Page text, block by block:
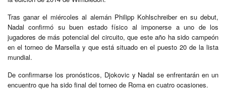
Tras ganar el miércoles al alemán Philipp Kohlschreiber en su debut,
Nadal confirmó su buen estado físico al imponerse a uno de los
jugadores de más potencial del circuito, que este año ha sido campeón
en el torneo de Marsella y que está situado en el puesto 20 de la lista
mundial.
De confirmarse los pronósticos, Djokovic y Nadal se enfrentarán en un
encuentro que ha sido final del torneo de Roma en cuatro ocasiones.